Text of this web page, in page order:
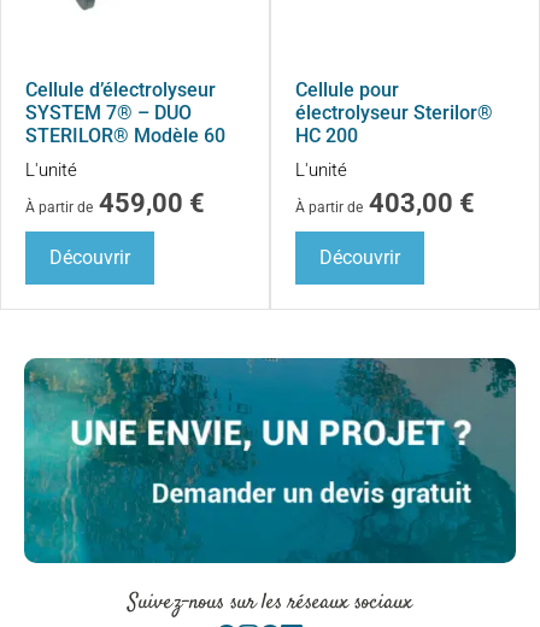
Cellule d’électrolyseur
SYSTEM 7® – DUO
STERILOR® Modèle 60
L'unité
À partir de 459,00 €
Découvrir
Cellule pour
électrolyseur Sterilor®
HC 200
L'unité
À partir de 403,00 €
Découvrir
Suivez-nous sur les réseaux sociaux